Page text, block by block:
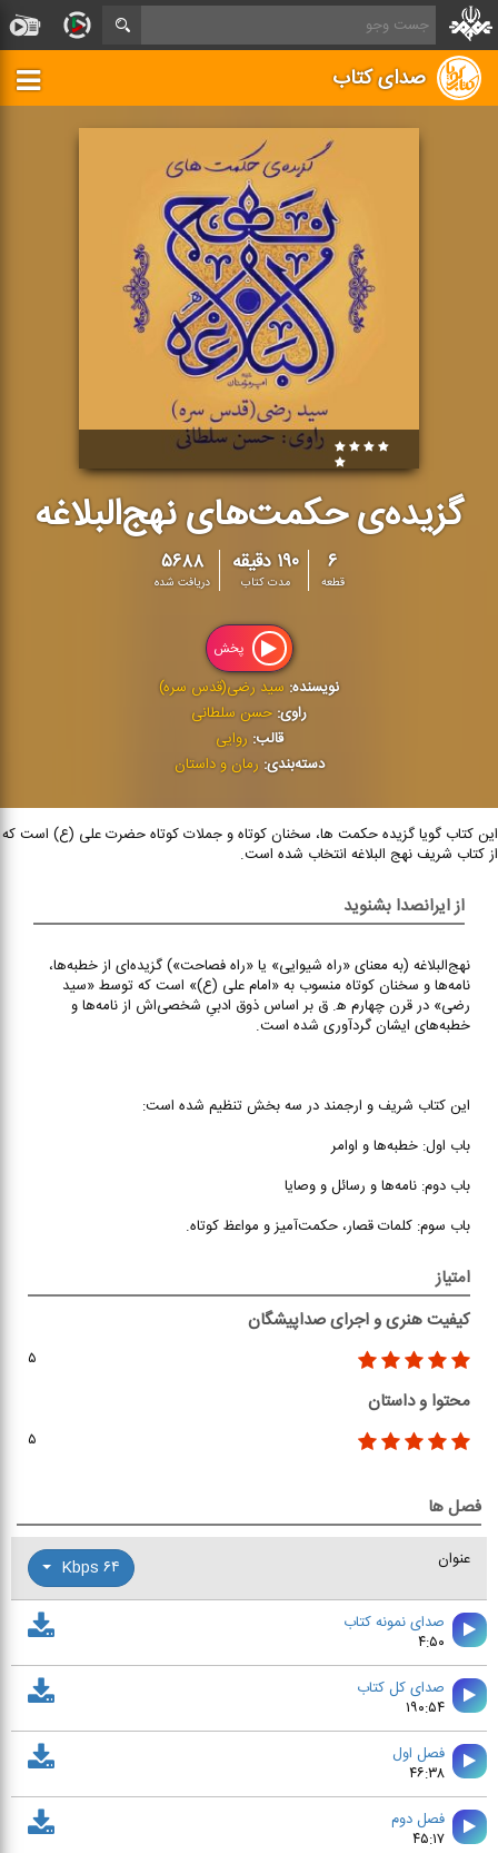
صدای کتاب
گزیده‌ی حکمت‌های نهج‌البلاغه
۶
قطعه
۱۹۰ دقیقه
مدت کتاب
۵۶۸۸
دریافت شده
پخش
نویسنده: سید رضی(قدس سره)
راوی: حسن سلطانی
قالب: روایی
دسته‌بندی: رمان و داستان
این کتاب گویا گزیده حکمت ها، سخنان کوتاه و جملات کوتاه حضرت علی (ع) است که
از کتاب شریف نهج البلاغه انتخاب شده است.
از ایرانصدا بشنوید
نهج‌البلاغه (به معنای «راه شیوایی» یا «راه فصاحت») گزیده‌ای از خطبه‌ها،
نامه‌ها و سخنان کوتاه منسوب به «امام علی (ع)» است که توسط «سید
رضی» در قرن چهارم ه‍. ق بر اساس ذوق ادبیِ شخصی‌اش از نامه‌ها و
خطبه‌های ایشان گردآوری شده است.
این کتاب شریف و ارجمند در سه بخش تنظیم شده است:
باب اول: خطبه‌ها و اوامر
باب دوم: نامه‌ها و رسائل و وصایا
باب سوم: کلمات قصار، حکمت‌آمیز و مواعظ کوتاه.
امتیاز
کیفیت هنری و اجرای صداپیشگان
۵
محتوا و داستان
۵
فصل ها
عنوان ۶۴ Kbps
صدای نمونه کتاب
۴:۵۰
صدای کل کتاب
۱۹۰:۵۴
فصل اول
۴۶:۳۸
فصل دوم
۴۵:۱۷